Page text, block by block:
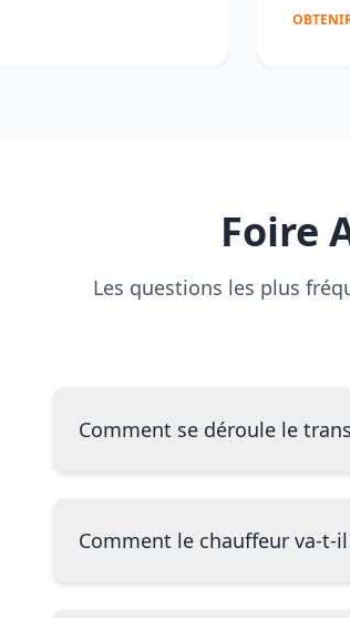
Foire
Les questions les plus
Comment se déroule le
Comment le chauffeur va-t-